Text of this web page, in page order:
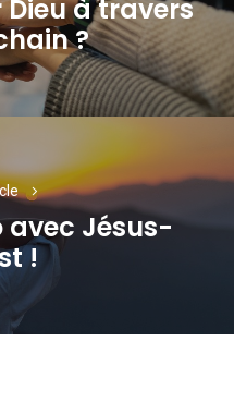
à travers
?
avec Jésus-
!